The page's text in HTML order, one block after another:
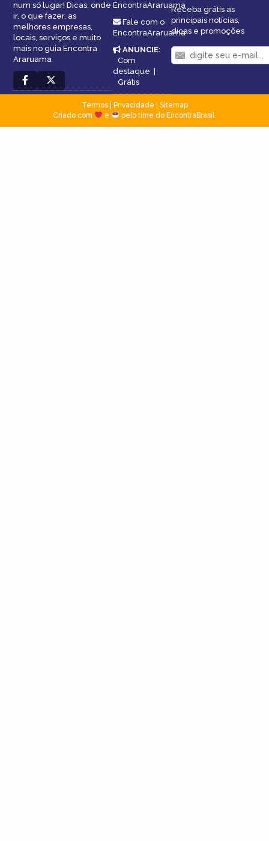
num só lugar! Dicas, onde
ir, o que fazer, as
melhores empresas,
locais, serviços e muito
mais no guia Encontra
Araruama
EncontraAraruama
Fale com o
EncontraAraruama
ANUNCIE:
Com
destaque
Grátis
Receba grátis as
principais notícias,
dicas e promoções
Termos| Privacidade
Sitemap
Criado com
e pelo time do EncontraBrasil